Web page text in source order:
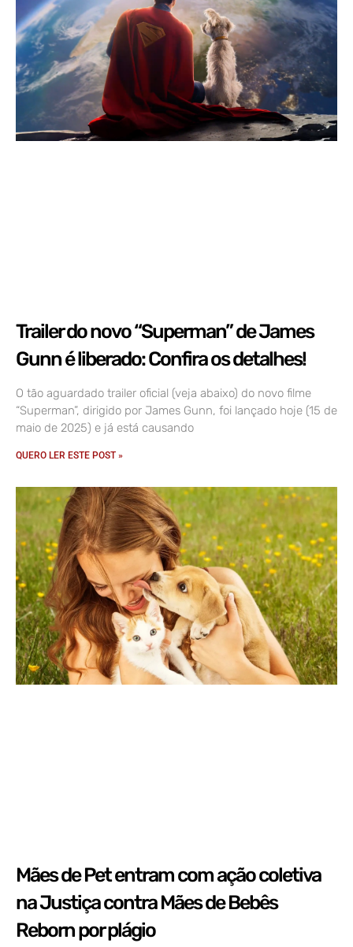
Trailer do novo “Superman” de James
Gunn é liberado: Confira os detalhes!
O tão aguardado trailer oficial (veja abaixo) do novo filme
“Superman”, dirigido por James Gunn, foi lançado hoje (15 de
maio de 2025) e já está causando
QUERO LER ESTE POST »
Mães de Pet entram com ação coletiva
na Justiça contra Mães de Bebês
Reborn por plágio